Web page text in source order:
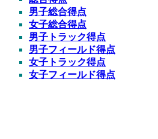
男子総合得点
女子総合得点
男子トラック得点
男子フィールド得点
女子トラック得点
女子フィールド得点